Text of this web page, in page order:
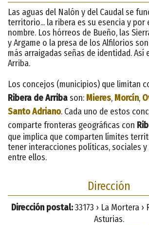
Las aguas del Nalón y del Caudal se
territorio... la ribera es su esencia y por
nombre. Los hórreos de Bueño, las
y Argame o la presa de los Alfilorios
más arraigadas señas de identidad. Así
Arriba.
Los concejos (municipios) que limitan
Ribera de Arribason: Mieres, Morcín,
Santo Adriano. Cada uno de estos
comparte fronteras geográficas con
que implica que comparten límites
tener interacciones políticas, sociales
entre ellos.
Dirección
Dirección postal:33173 › La Mortera ›
Asturias.